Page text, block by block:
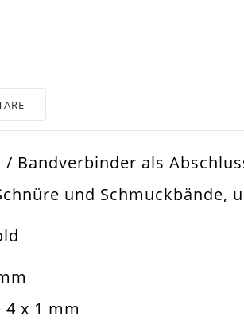
Schlüsselanhänger.
Bandverbinder als
und Schmuckbände,
x 1 mm